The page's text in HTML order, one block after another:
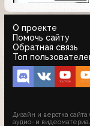
О проекте
Помочь сайту
Обратная связь
Топ
Дизайн и верстка
аудио- и